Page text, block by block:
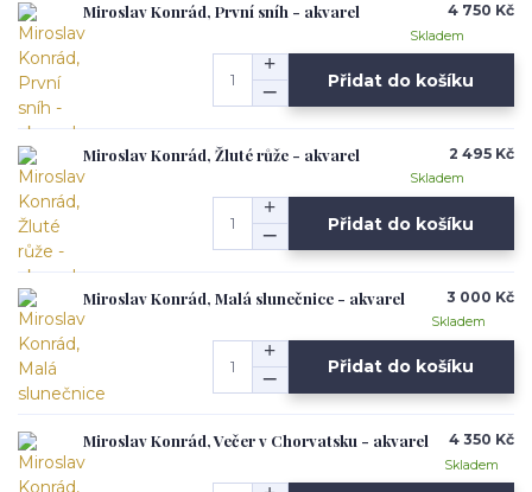
Miroslav Konrád, První sníh - akvarel 4 750 Kč
Skladem
Přidat do košíku
Miroslav Konrád, Žluté růže - akvarel 2 495 Kč
Skladem
Přidat do košíku
Miroslav Konrád, Malá slunečnice - akvarel 3 000 Kč
Skladem
Přidat do košíku
Miroslav Konrád, Večer v Chorvatsku - akvarel 4 350 Kč
Skladem